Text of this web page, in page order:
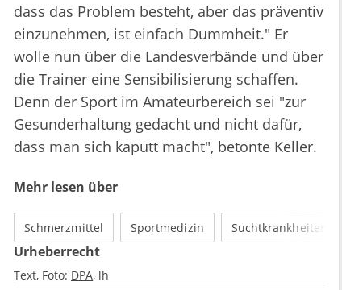
dass das Problem besteht, aber das präventiv
einzunehmen, ist einfach Dummheit." Er
wolle nun über die Landesverbände und über
die Trainer eine Sensibilisierung schaffen.
Denn der Sport im Amateurbereich sei "zur
Gesunderhaltung gedacht und nicht dafür,
dass man sich kaputt macht", betonte Keller.
Mehr lesen über
Schmerzmittel Sportmedizin Suchtkrankheiten
Urheberrecht
Text, Foto: DPA lh